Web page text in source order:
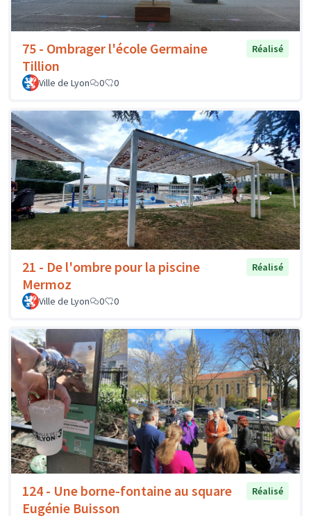
75 - Ombrager l'école Germaine
Tillion
Réalisé
Ville de Lyon 0 0
21 - De l'ombre pour la piscine
Mermoz
Réalisé
Ville de Lyon 0 0
124 - Une borne-fontaine au square
Eugénie Buisson
Réalisé